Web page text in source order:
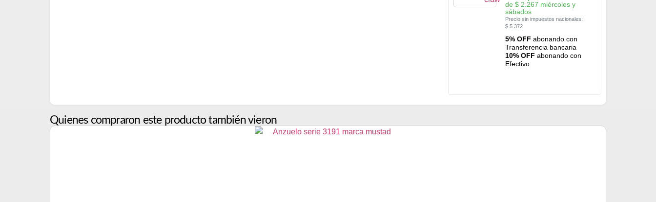
de $2.267 miércoles y
sábados
Precio sin impuestos nacionales:
$5.372
5% OFF abonando con
Transferencia bancaria
10% OFF abonando con
Efectivo
Quienes compraron este producto también vieron